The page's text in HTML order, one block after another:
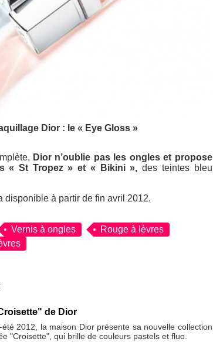
Dior : le « Eye Gloss »
Dior n’oublie pas les ongles et propose
« St Tropez » et « Bikini », des teintes bleu
disponible à partir de fin avril 2012.
Vernis à ongles
Rouge à lèvres
de Dior
2012, la maison Dior présente sa nouvelle collection
"Croisette", qui brille de couleurs pastels et fluo.